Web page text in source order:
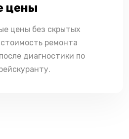
цены
цены без скрытых
ремонта
диагностики по